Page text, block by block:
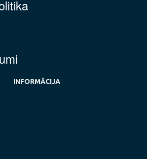
INFORMĀCIJA